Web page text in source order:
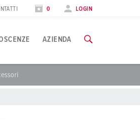
0 LOGIN
AZIENDA